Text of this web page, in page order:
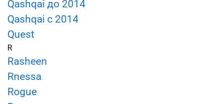
Qashqai до 2014
Qashqai с 2014
Quest
R
Rasheen
Rnessa
Rogue